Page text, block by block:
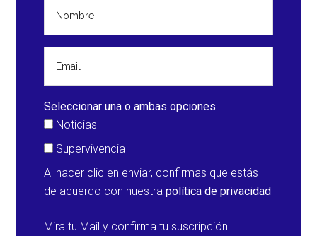
Seleccionar una o ambas opciones
Noticias
Supervivencia
Al hacer clic en enviar, confirmas que estás
de acuerdo con nuestrapolítica de privacidad
Mira tu Mail y confirma tu suscripción